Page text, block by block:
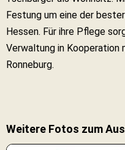
Festung um eine der
Hessen. Für ihre Pflege
Verwaltung in Kooperation
Ronneburg.
Weitere Fotos zum